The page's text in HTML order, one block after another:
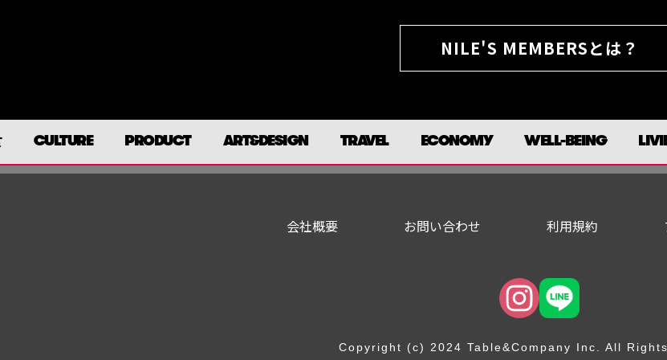
NILE'S MEMBERSとは？
CULTURE PRODUCT ART&DESIGN TRAVEL ECONOMY WELL-BEING
会社概要 お問い合わせ 利用規約
Copyright (c) 2024 Table&Company Inc. All Rights